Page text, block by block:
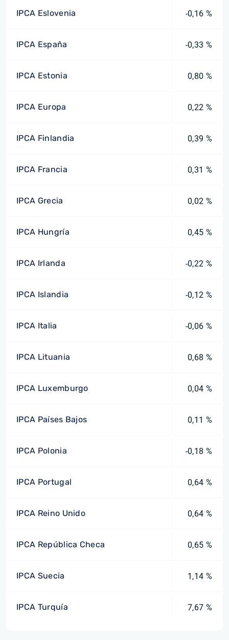
IPCA Eslovenia -0,16 %
IPCA España -0,33 %
IPCA Estonia 0,80 %
IPCA Europa 0,22 %
IPCA Finlandia 0,39 %
IPCA Francia 0,31 %
IPCA Grecia 0,02 %
IPCA Hungría 0,45 %
IPCA Irlanda -0,22 %
IPCA Islandia -0,12 %
IPCA Italia -0,06 %
IPCA Lituania 0,68 %
IPCA Luxemburgo 0,04 %
IPCA Países Bajos 0,11 %
IPCA Polonia -0,18 %
IPCA Portugal 0,64 %
IPCA Reino Unido 0,64 %
IPCA República Checa 0,65 %
IPCA Suecia 1,14 %
IPCA Turquía 7,67 %